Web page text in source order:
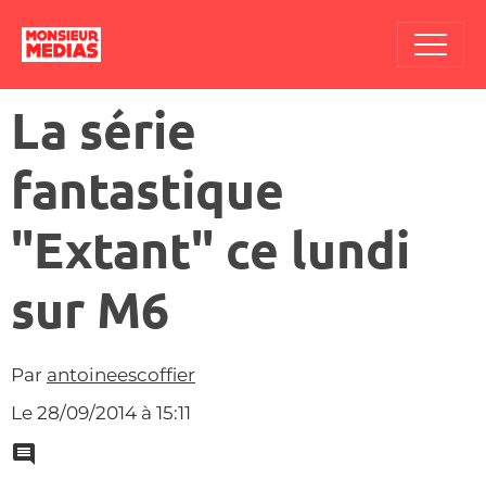
La série
fantastique
"Extant" ce lundi
sur M6
Par antoineescoffier
Le 28/09/2014 à 15:11